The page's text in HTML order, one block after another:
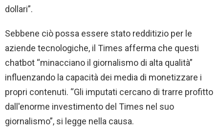
dollari”.
Sebbene ciò possa essere stato redditizio per le
aziende tecnologiche, il Times afferma che questi
chatbot “minacciano il giornalismo di alta qualità”
influenzando la capacità dei media di monetizzare i
propri contenuti. “Gli imputati cercano di trarre profitto
dall'enorme investimento del Times nel suo
giornalismo”, si legge nella causa.